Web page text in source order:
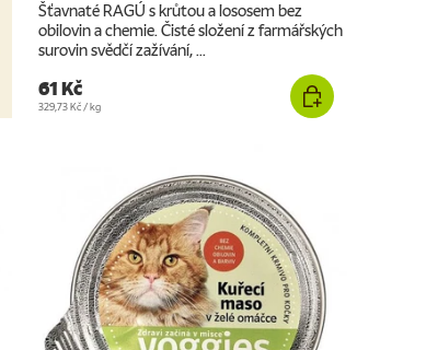
Šťavnaté RAGÚ s krůtou a lososem bez
obilovin a chemie. Čisté složení z farmářských
surovin svědčí zažívání, ...
61 Kč
Cena za jednotku
329,73 Kč/ kg